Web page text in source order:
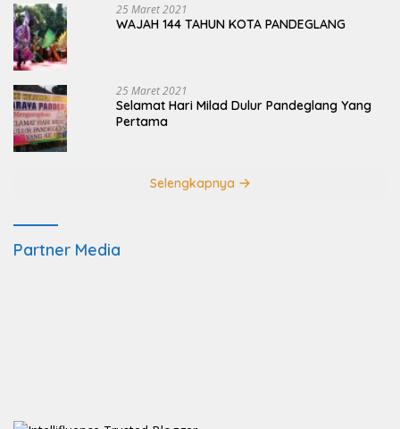
25 Maret 2021
WAJAH 144 TAHUN KOTA PANDEGLANG
25 Maret 2021
Selamat Hari Milad Dulur Pandeglang Yang
Pertama
Selengkapnya
Partner Media